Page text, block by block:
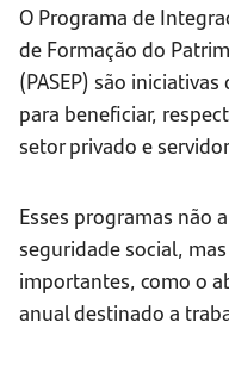
O Programa de
de Formação do
(PASEP) são
para beneficiar,
setor privado e
Esses programas não
seguridade social,
importantes, como o
anual destinado a